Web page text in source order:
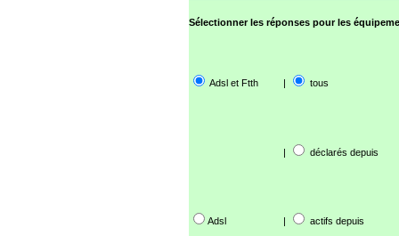
Sélectionner les réponses pour les
Adsl et Ftth | tous
| déclarés depuis
Adsl | actifs depuis